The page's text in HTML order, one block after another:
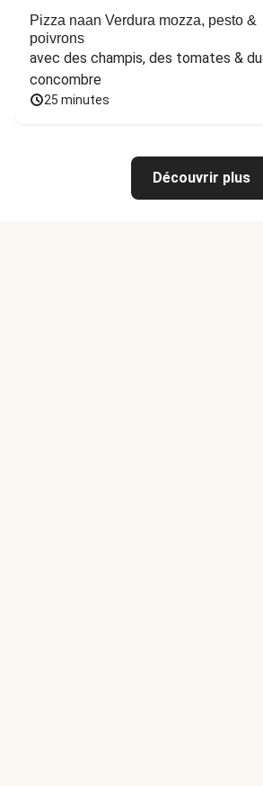
Pizza naan Verdura mozza, pesto &
poivrons
avec des champis, des tomates & du
concombre
25 minutes
Découvrir plus